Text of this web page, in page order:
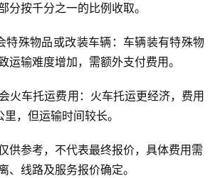
分按千分之一的比例收取。
特殊物品或改装车辆：车辆装有特殊物
运输难度增加，需额外支付费用。
火车托运费用：火车托运更经济，费用
，但运输时间较长。
供参考，不代表最终报价，具体费用需
、线路及服务报价确定。